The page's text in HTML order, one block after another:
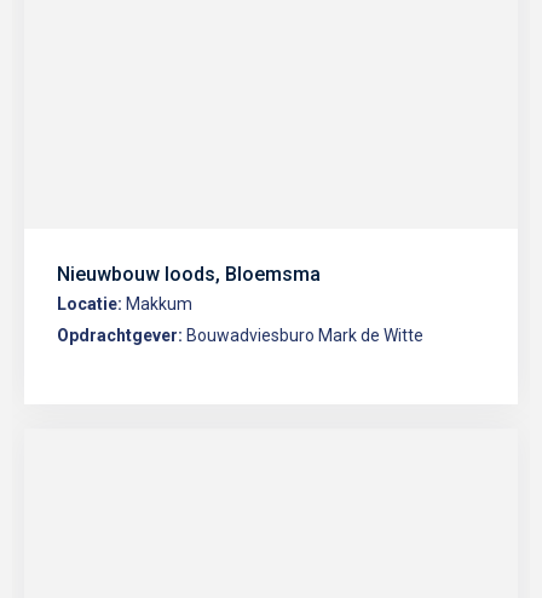
Nieuwbouw loods, Bloemsma
Locatie: Makkum
Opdrachtgever: Bouwadviesburo Mark de Witte